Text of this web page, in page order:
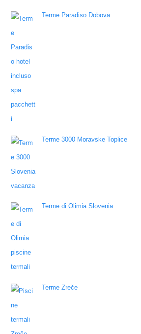
Terme Paradiso Dobova
Terme 3000 Moravske Toplice
Terme di Olimia Slovenia
Terme Zreče